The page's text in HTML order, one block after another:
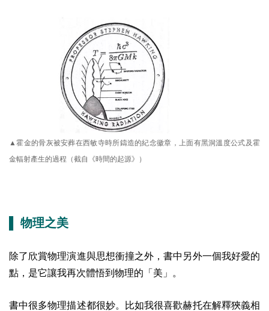
▲霍金的骨灰被安葬在西敏寺時所鑄造的紀念徽章，上面有黑洞溫度公式及霍
金輻射產生的過程（截自《時間的起源》）
▌ 物理之美
除了欣賞物理演進與思想衝撞之外，書中另外一個我好愛的
點，是它讓我再次體悟到物理的「美」。
書中很多物理描述都很妙。比如我很喜歡赫托在解釋狹義相